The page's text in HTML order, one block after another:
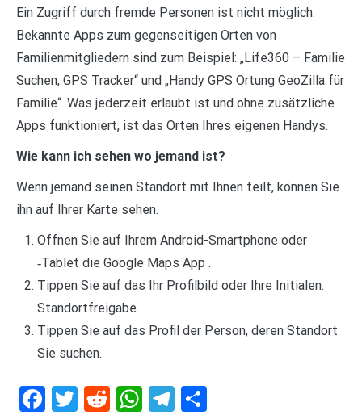
Ein Zugriff durch fremde Personen ist nicht möglich.
Bekannte Apps zum gegenseitigen Orten von
Familienmitgliedern sind zum Beispiel: „Life360 – Familie
Suchen, GPS Tracker“ und „Handy GPS Ortung GeoZilla für
Familie“. Was jederzeit erlaubt ist und ohne zusätzliche
Apps funktioniert, ist das Orten Ihres eigenen Handys.
Wie kann ich sehen wo jemand ist?
Wenn jemand seinen Standort mit Ihnen teilt, können Sie
ihn auf Ihrer Karte sehen.
Öffnen Sie auf Ihrem Android-Smartphone oder
‑Tablet die Google Maps App .
Tippen Sie auf das Ihr Profilbild oder Ihre Initialen.
Standortfreigabe.
Tippen Sie auf das Profil der Person, deren Standort
Sie suchen.
Facebook
Twitter
RedditWhatsApp
Telegram